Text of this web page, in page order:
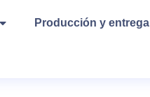
Producción y entrega